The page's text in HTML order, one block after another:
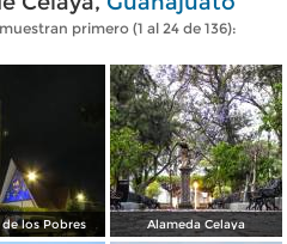
primero (1 al 24 de 136):
los Pobres Alameda Celaya